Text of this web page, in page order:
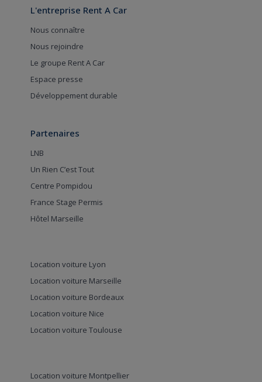
L'entreprise Rent A Car
Nous connaître
Nous rejoindre
Le groupe Rent A Car
Espace presse
Développement durable
Partenaires
LNB
Un Rien C’est Tout
Centre Pompidou
France Stage Permis
Hôtel Marseille
Location voiture Lyon
Location voiture Marseille
Location voiture Bordeaux
Location voiture Nice
Location voiture Toulouse
Location voiture Montpellier